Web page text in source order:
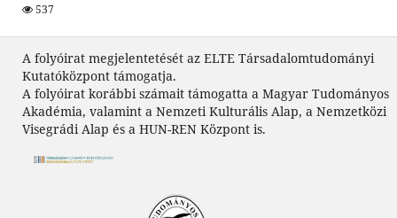
537
A folyóirat megjelentetését az ELTE Társadalomtudományi
Kutatóközpont támogatja.
A folyóirat korábbi számait támogatta a Magyar Tudományos
Akadémia, valamint a Nemzeti Kulturális Alap, a Nemzetközi
Visegrádi Alap és a HUN-REN Központ is.